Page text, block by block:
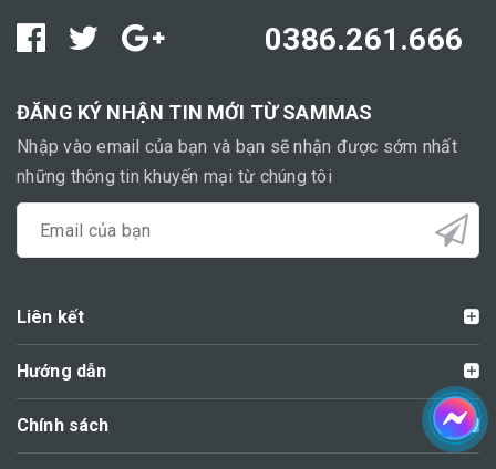
0386.261.666
ĐĂNG KÝ NHẬN TIN MỚI TỪ SAMMAS
Nhập vào email của bạn và bạn sẽ nhận được sớm nhất
những thông tin khuyến mại từ chúng tôi
Liên kết
Hướng dẫn
Chính sách